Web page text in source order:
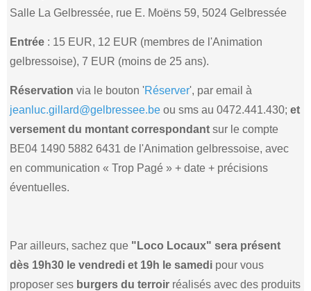
Salle La Gelbressée, rue E. Moëns 59, 5024 Gelbressée
Entrée : 15 EUR, 12 EUR (membres de l'Animation
gelbressoise), 7 EUR (moins de 25 ans).
Réservation via le bouton 'Réserver', par email à
jeanluc.gillard@gelbressee.be ou sms au 0472.441.430;et
versement du montant correspondant sur le compte
BE04 1490 5882 6431 de l'Animation gelbressoise, avec
en communication « Trop Pagé » + date + précisions
éventuelles.
Par ailleurs, sachez que "Loco Locaux" sera présent
dès 19h30 le vendredi et 19h le samedi pour vous
proposer ses burgers du terroir réalisés avec des produits